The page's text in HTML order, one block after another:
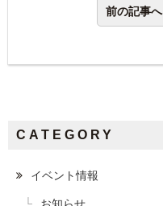
前の記事へ
CATEGORY
イベント情報